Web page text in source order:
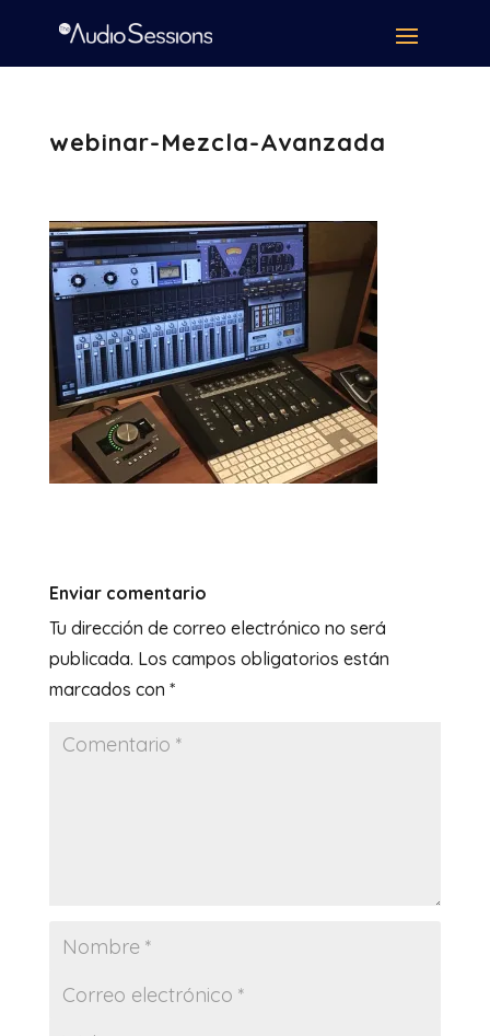
webinar-Mezcla-Avanzada
Enviar comentario
Tu dirección de correo electrónico no será
publicada. Los campos obligatorios están
marcados con *